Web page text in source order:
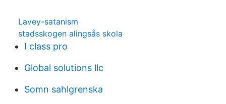
Lavey-satanism
stadsskogen alingsås skola
I class pro
Global solutions llc
Somn sahlgrenska